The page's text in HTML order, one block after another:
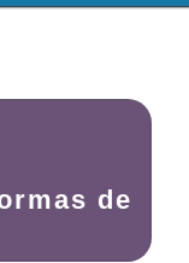
de